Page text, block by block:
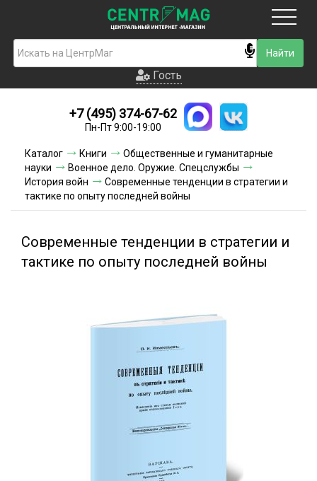
Гость
Новинки
Условия доставки
Условия оплаты
Акции и скидки
Гость
+7 (495) 374-67-62
Пн-Пт 9:00-19:00
Каталог Книги
Общественные и гуманитарные
науки
Военное дело. Оружие. Спецслужбы
История войн
Современные тенденции в стратегии и
тактике по опыту последней войны
Современные тенденции в стратегии и
тактике по опыту последней войны